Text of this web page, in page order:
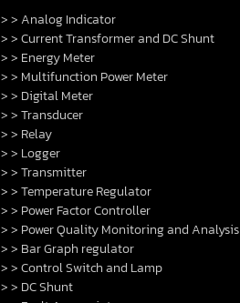
> > Analog Indicator
> > Current Transformer and DC Shunt
> > Energy Meter
> > Multifunction Power Meter
> > Digital Meter
> > Transducer
> > Relay
> > Logger
> > Transmitter
> > Temperature Regulator
> > Power Factor Controller
> > Power Quality Monitoring and Analysis
> > Bar Graph regulator
> > Control Switch and Lamp
> > DC Shunt